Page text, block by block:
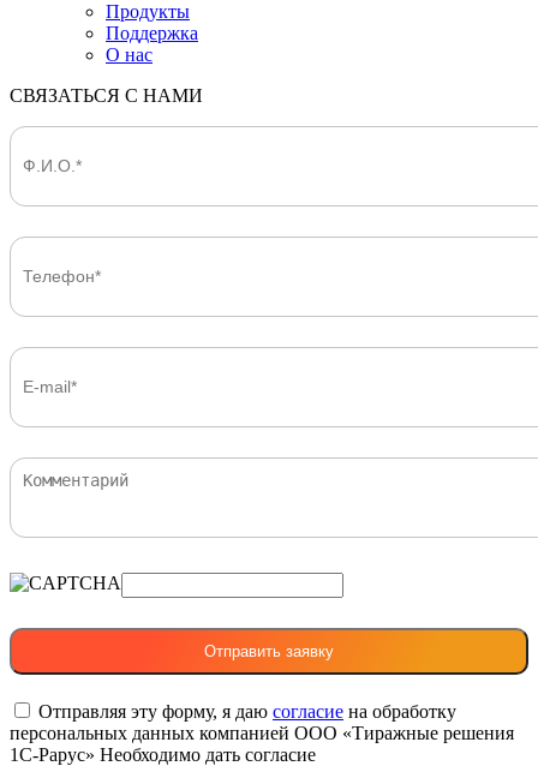
Продукты
Поддержка
О нас
СВЯЗАТЬСЯ С НАМИ
Отправляя эту форму, я даю согласие на обработку
персональных данных компанией ООО «Тиражные решения
1С-Рарус» Необходимо дать согласие